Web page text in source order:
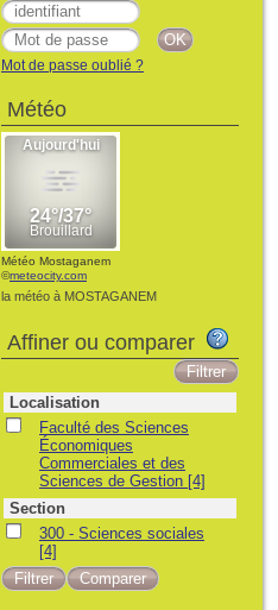
Mot de passe oublié ?
Météo
Météo Mostaganem
©meteocity.com
la météo à MOSTAGANEM
Affiner ou comparer
Localisation
Faculté des Sciences
Économiques
Commerciales et des
Sciences de Gestion [4]
Section
300 - Sciences sociales
[4]